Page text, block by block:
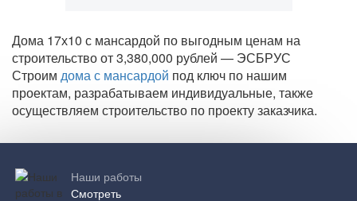
Дома 17х10 с мансардой по выгодным ценам на
строительство от 3,380,000 рублей — ЭСБРУС
Строим дома с мансардой под ключ по нашим
проектам, разрабатываем индивидуальные, также
осуществляем строительство по проекту заказчика.
Наши работы
Смотреть